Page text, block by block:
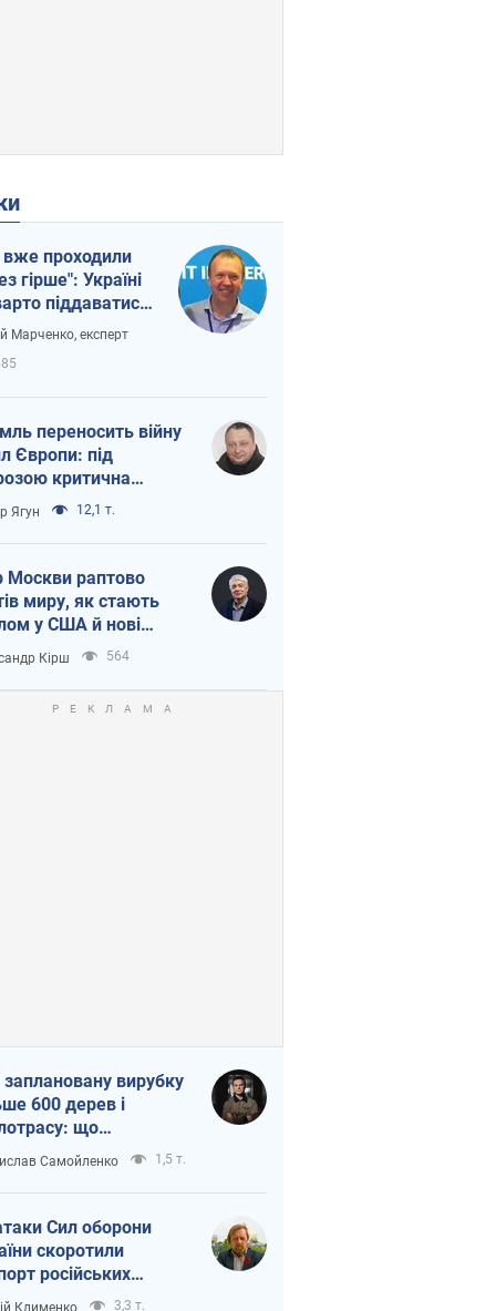
проходили
гірше": Україні
піддаватися
через
Марченко, експерт
переносить війну
Європи: під
критична
Ягун 12,1 т.
Москви раптово
миру, як стають
у США й нові
топ-рейтинги
Кірш 564
вирубку
600 дерев і
що
на Теремках
Самойленко 1,5 т.
Сил оборони
скоротили
російських
Клименко 3,3 т.